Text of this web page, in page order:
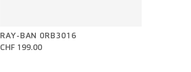
RAY-BAN 0RB3016
CHF 199.00